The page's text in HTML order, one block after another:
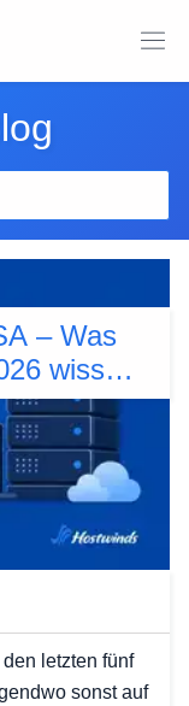
– Was
wissen
letzten fünf
sonst auf